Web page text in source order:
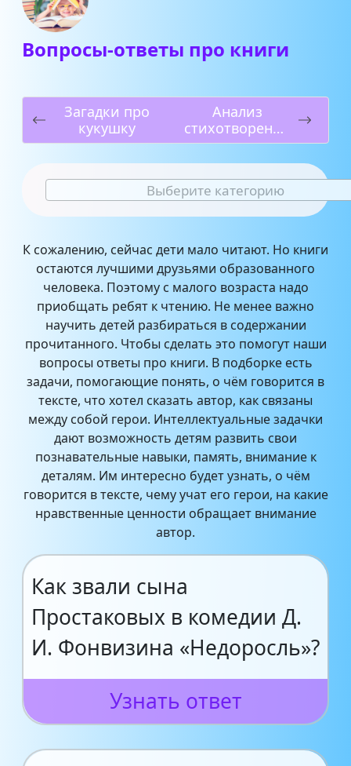
Вопросы-ответы про книги
Загадки про
кукушку
Анализ
стихотворения
«Не позволяй
душе
лениться» Н.
Заболоцкого
Выберите категорию
К сожалению, сейчас дети мало читают. Но книги
остаются лучшими друзьями образованного
человека. Поэтому с малого возраста надо
приобщать ребят к чтению. Не менее важно
научить детей разбираться в содержании
прочитанного. Чтобы сделать это помогут наши
вопросы ответы про книги. В подборке есть
задачи, помогающие понять, о чём говорится в
тексте, что хотел сказать автор, как связаны
между собой герои. Интеллектуальные задачки
дают возможность детям развить свои
познавательные навыки, память, внимание к
деталям. Им интересно будет узнать, о чём
говорится в тексте, чему учат его герои, на какие
нравственные ценности обращает внимание
автор.
Как звали сына
Простаковых в комедии Д.
И. Фонвизина «Недоросль»?
Узнать ответ